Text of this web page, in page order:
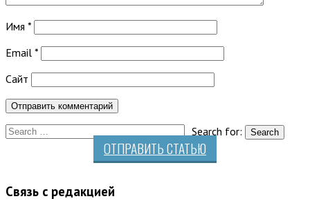
Имя *
Email *
Сайт
Search for:
ОТПРАВИТЬ СТАТЬЮ
Связь с редакцией